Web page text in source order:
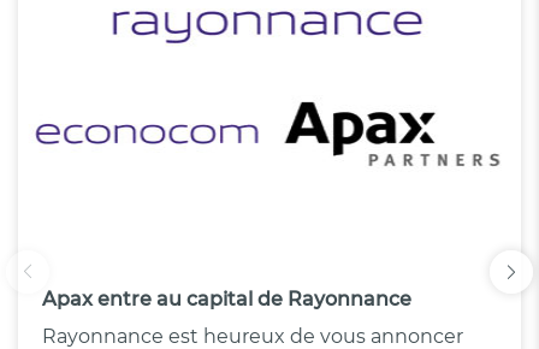
Apax entre au capital de Rayonnance
Rayonnance est heureux de vous annoncer